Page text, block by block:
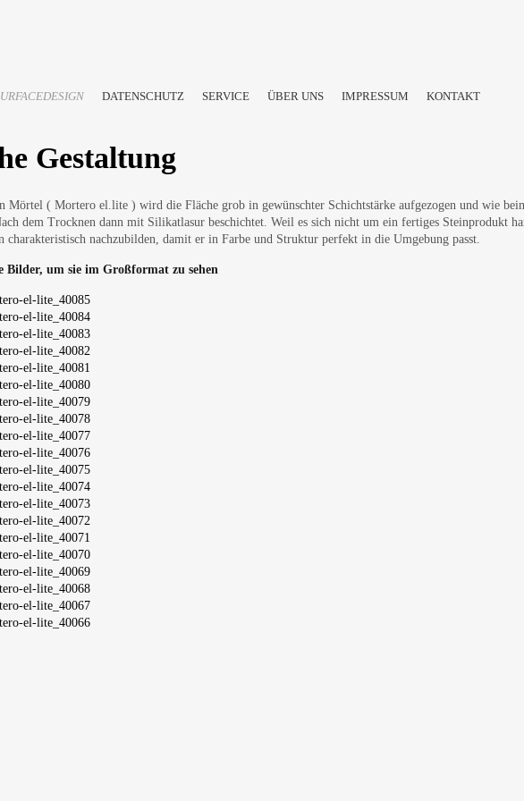
DATENSCHUTZ SERVICE ÜBER UNS IMPRESSUM KONTAKT
Gestaltung
Mörtel ( Mortero el.lite ) wird die Fläche grob in gewünschter Schichtstärke aufgezogen und wie
dem Trocknen dann mit Silikatlasur beschichtet. Weil es sich nicht um ein fertiges Steinprodukt
charakteristisch nachzubilden, damit er in Farbe und Struktur perfekt in die Umgebung passt.
Bilder, um sie im Großformat zu sehen